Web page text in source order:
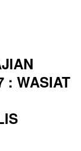
: WASIAT